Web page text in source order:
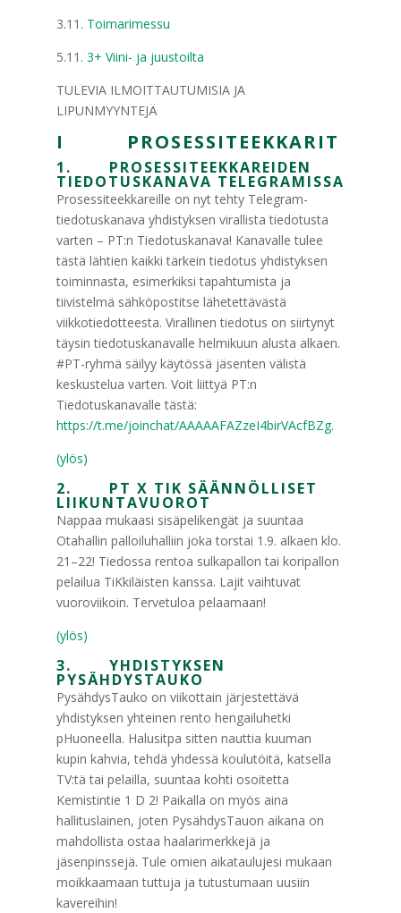
3.11. Toimarimessu
5.11. 3+ Viini- ja juustoilta
TULEVIA ILMOITTAUTUMISIA JA
LIPUNMYYNTEJÄ
I PROSESSITEEKKARIT
1. PROSESSITEEKKAREIDEN
TIEDOTUSKANAVA TELEGRAMISSA
Prosessiteekkareille on nyt tehty Telegram-
tiedotuskanava yhdistyksen virallista tiedotusta
varten – PT:n Tiedotuskanava! Kanavalle tulee
tästä lähtien kaikki tärkein tiedotus yhdistyksen
toiminnasta, esimerkiksi tapahtumista ja
tiivistelmä sähköpostitse lähetettävästä
viikkotiedotteesta. Virallinen tiedotus on siirtynyt
täysin tiedotuskanavalle helmikuun alusta alkaen.
#PT-ryhmä säilyy käytössä jäsenten välistä
keskustelua varten. Voit liittyä PT:n
Tiedotuskanavalle tästä:
https://t.me/joinchat/AAAAAFAZzeI4birVAcfBZg.
(ylös)
2. PT X TIK SÄÄNNÖLLISET
LIIKUNTAVUOROT
Nappaa mukaasi sisäpelikengät ja suuntaa
Otahallin palloiluhalliin joka torstai 1.9. alkaen klo.
21–22! Tiedossa rentoa sulkapallon tai koripallon
pelailua TiKkiläisten kanssa. Lajit vaihtuvat
vuoroviikoin. Tervetuloa pelaamaan!
(ylös)
3. YHDISTYKSEN
PYSÄHDYSTAUKO
PysähdysTauko on viikottain järjestettävä
yhdistyksen yhteinen rento hengailuhetki
pHuoneella. Halusitpa sitten nauttia kuuman
kupin kahvia, tehdä yhdessä koulutöitä, katsella
TV:tä tai pelailla, suuntaa kohti osoitetta
Kemistintie 1 D 2! Paikalla on myös aina
hallituslainen, joten PysähdysTauon aikana on
mahdollista ostaa haalarimerkkejä ja
jäsenpinssejä. Tule omien aikataulujesi mukaan
moikkaamaan tuttuja ja tutustumaan uusiin
kavereihin!